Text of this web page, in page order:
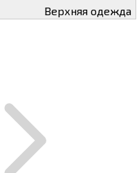
Верхняя одежда